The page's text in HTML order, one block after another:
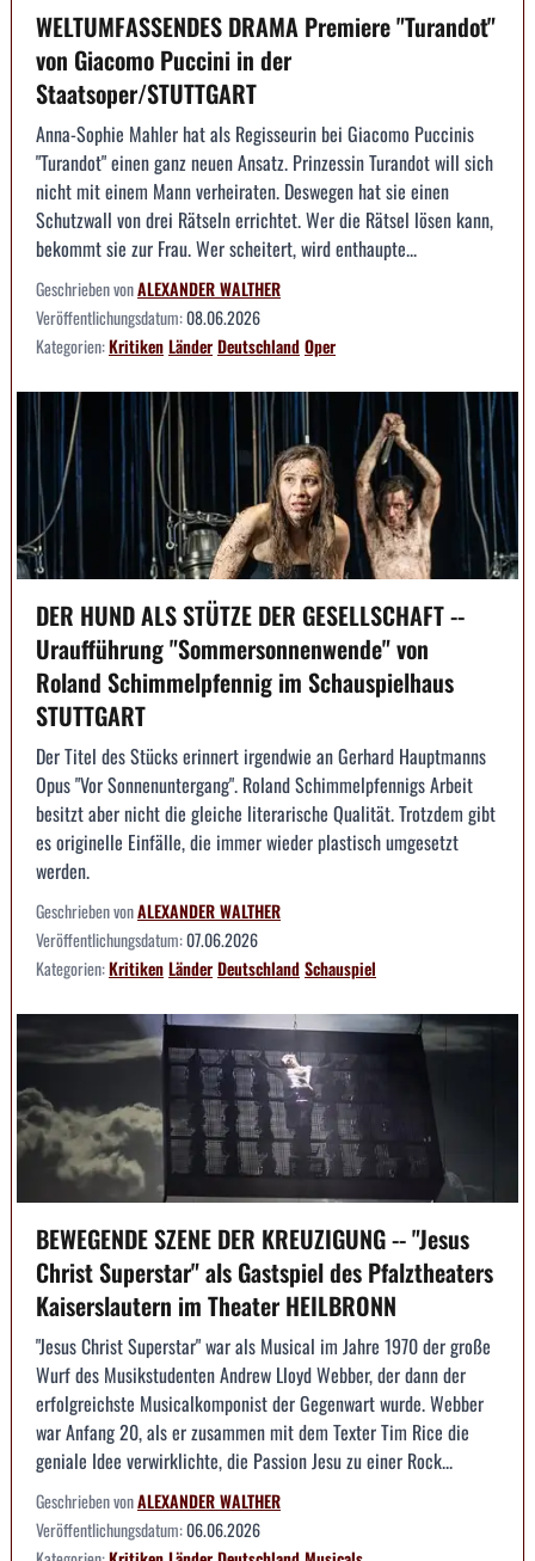
WELTUMFASSENDES DRAMA Premiere "Turandot"
von Giacomo Puccini in der
Staatsoper/STUTTGART
Anna-Sophie Mahler hat als Regisseurin bei Giacomo Puccinis
"Turandot" einen ganz neuen Ansatz. Prinzessin Turandot will sich
nicht mit einem Mann verheiraten. Deswegen hat sie einen
Schutzwall von drei Rätseln errichtet. Wer die Rätsel lösen kann,
bekommt sie zur Frau. Wer scheitert, wird enthaupte...
Geschrieben vonALEXANDER WALTHER
Veröffentlichungsdatum:08.06.2026
Kategorien:KritikenLänderDeutschlandOper
DER HUND ALS STÜTZE DER GESELLSCHAFT --
Uraufführung "Sommersonnenwende" von
Roland Schimmelpfennig im Schauspielhaus
STUTTGART
Der Titel des Stücks erinnert irgendwie an Gerhard Hauptmanns
Opus "Vor Sonnenuntergang". Roland Schimmelpfennigs Arbeit
besitzt aber nicht die gleiche literarische Qualität. Trotzdem gibt
es originelle Einfälle, die immer wieder plastisch umgesetzt
werden.
Geschrieben vonALEXANDER WALTHER
Veröffentlichungsdatum:07.06.2026
Kategorien:KritikenLänderDeutschlandSchauspiel
BEWEGENDE SZENE DER KREUZIGUNG -- "Jesus
Christ Superstar" als Gastspiel des Pfalztheaters
Kaiserslautern im Theater HEILBRONN
"Jesus Christ Superstar" war als Musical im Jahre 1970 der große
Wurf des Musikstudenten Andrew Lloyd Webber, der dann der
erfolgreichste Musicalkomponist der Gegenwart wurde. Webber
war Anfang 20, als er zusammen mit dem Texter Tim Rice die
geniale Idee verwirklichte, die Passion Jesu zu einer Rock...
Geschrieben vonALEXANDER WALTHER
Veröffentlichungsdatum:06.06.2026